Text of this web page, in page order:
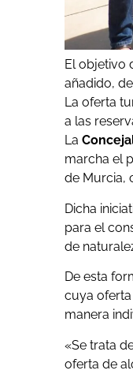
El objetivo
añadido,
La oferta
a las
La
marcha el
de Murcia,
Dicha
para el
de
De esta
cuya
manera
«Se trata
oferta de